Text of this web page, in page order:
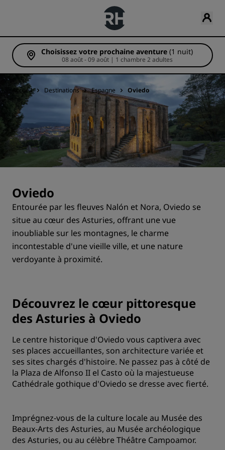
Choisissez votre prochaine aventure (1 nuit)
08 août - 09 août | 1 chambre 2 adultes
Accueil Destinations Espagne Oviedo
Oviedo
Entourée par les fleuves Nalón et Nora, Oviedo se
situe au cœur des Asturies, offrant une vue
inoubliable sur les montagnes, le charme
incontestable d'une vieille ville, et une nature
verdoyante à proximité.
Découvrez le cœur pittoresque
des Asturies à Oviedo
Le centre historique d'Oviedo vous captivera avec
ses places accueillantes, son architecture variée et
ses sites chargés d'histoire. Ne passez pas à côté de
la Plaza de Alfonso II el Casto où la majestueuse
Cathédrale gothique d'Oviedo se dresse avec fierté.
Imprégnez-vous de la culture locale au Musée des
Beaux-Arts des Asturies, au Musée archéologique
des Asturies, ou au célèbre Théâtre Campoamor.